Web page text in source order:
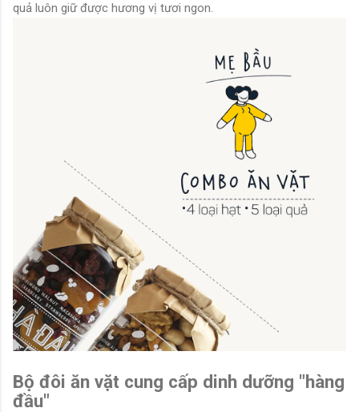
quả luôn giữ được hương vị tươi ngon.
Bộ đôi ăn vặt cung cấp dinh dưỡng "hàng
đầu"